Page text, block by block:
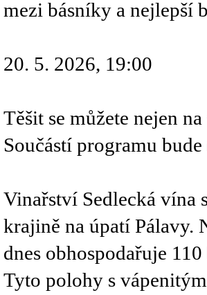
mezi básníky a nejlepší
20. 5. 2026, 19:00
Těšit se můžete nejen
Součástí programu
Vinařství Sedlecká vína
krajině na úpatí Pálavy.
dnes obhospodařuje
Tyto polohy s